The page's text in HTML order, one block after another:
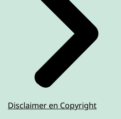
Disclaimer en Copyright